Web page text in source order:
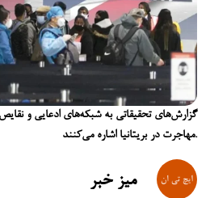
گزارش‌های تحقیقاتی به شبکه‌های ادعایی و
مهاجرت در بریتانیا اشاره می‌کنند.
میز خبر